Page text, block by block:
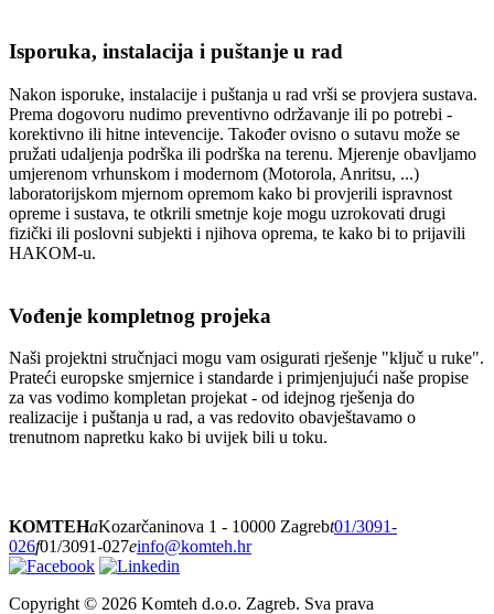
Isporuka, instalacija i puštanje u rad
Nakon isporuke, instalacije i puštanja u rad vrši se provjera sustava.
Prema dogovoru nudimo preventivno održavanje ili po potrebi -
korektivno ili hitne intevencije. Također ovisno o sutavu može se
pružati udaljenja podrška ili podrška na terenu. Mjerenje obavljamo
umjerenom vrhunskom i modernom (Motorola, Anritsu, ...)
laboratorijskom mjernom opremom kako bi provjerili ispravnost
opreme i sustava, te otkrili smetnje koje mogu uzrokovati drugi
fizički ili poslovni subjekti i njihova oprema, te kako bi to prijavili
HAKOM-u.
Vođenje kompletnog projeka
Naši projektni stručnjaci mogu vam osigurati rješenje "ključ u ruke".
Prateći europske smjernice i standarde i primjenjujući naše propise
za vas vodimo kompletan projekat - od idejnog rješenja do
realizacije i puštanja u rad, a vas redovito obavještavamo o
trenutnom napretku kako bi uvijek bili u toku.
KOMTEHaKozarčaninova 1 - 10000 Zagrebt01/3091-
026f01/3091-027einfo@komteh.hr
Copyright © 2026 Komteh d.o.o. Zagreb. Sva prava